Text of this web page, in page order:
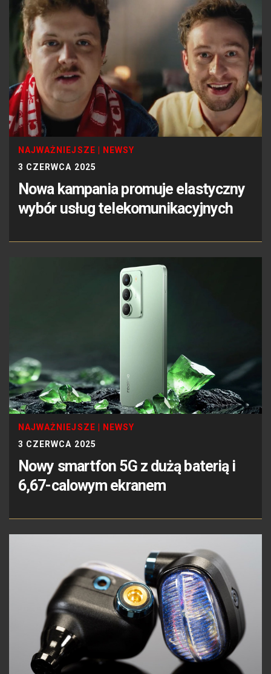
NAJWAŻNIEJSZE
NEWSY
3 CZERWCA 2025
Nowa kampania promuje elastyczny
wybór usług telekomunikacyjnych
NAJWAŻNIEJSZE
NEWSY
3 CZERWCA 2025
Nowy smartfon 5G z dużą baterią i
6,67-calowym ekranem